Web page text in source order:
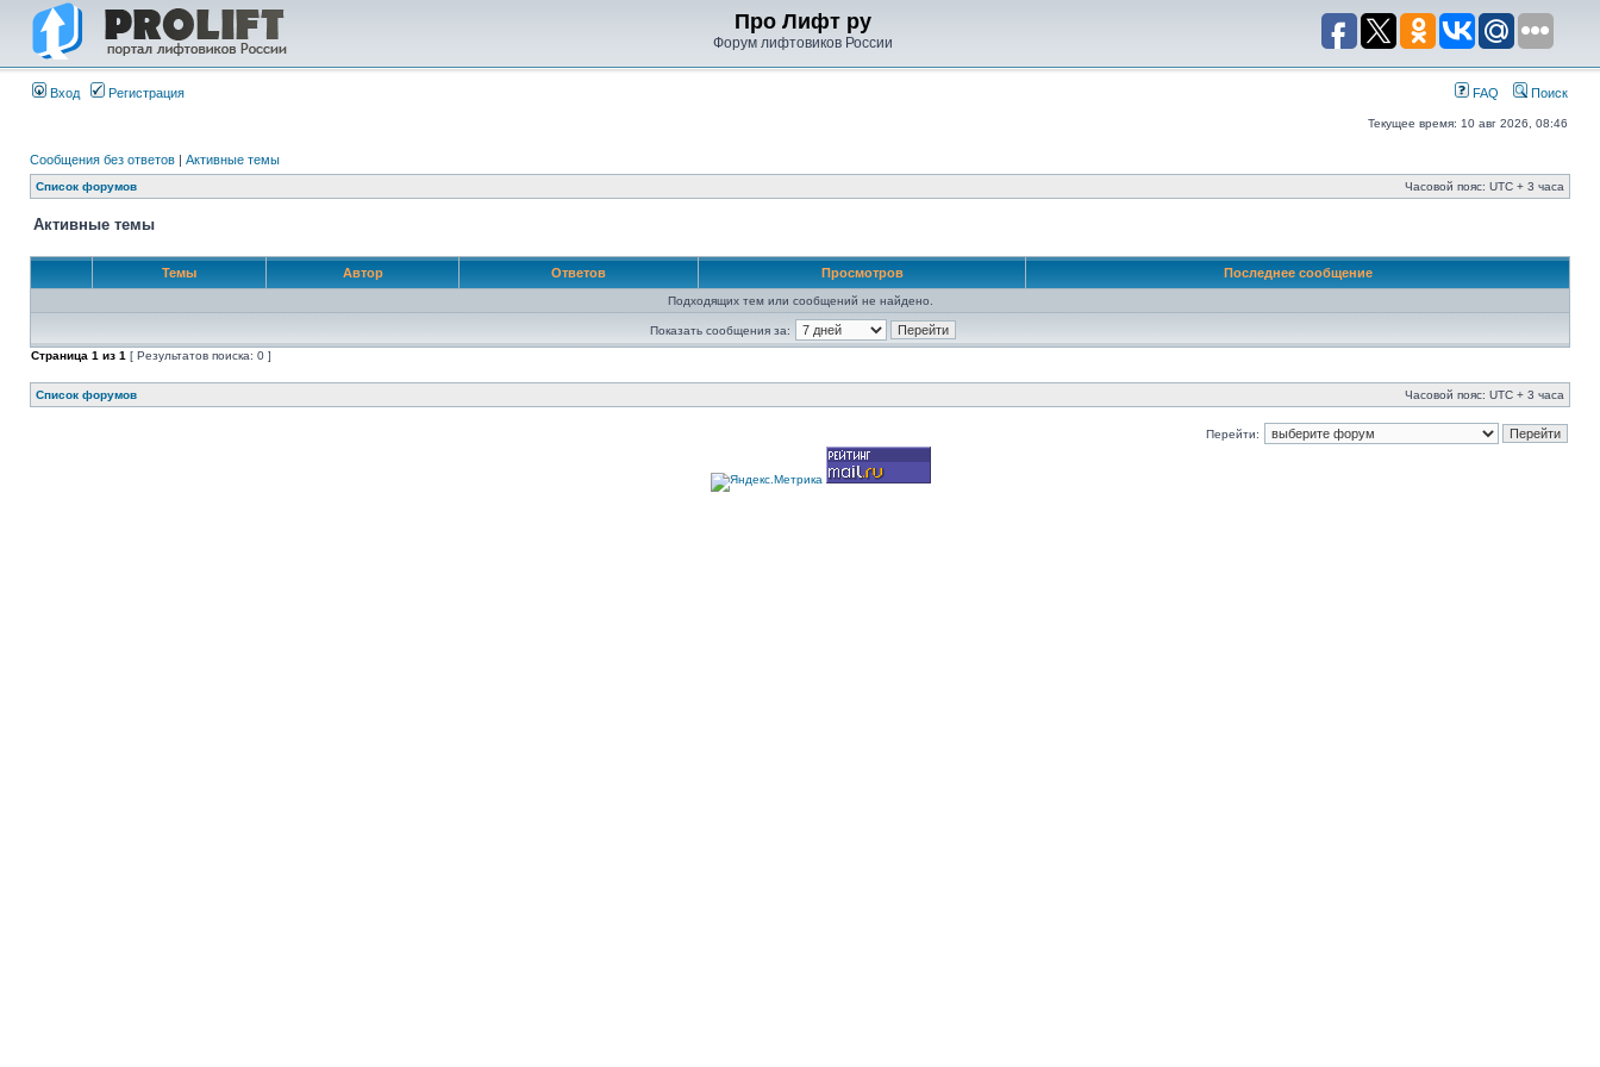
Про Лифт ру
Форум лифтовиков России
Вход Регистрация FAQ Поиск
Текущее время: 10 авг 2026, 08:46
Сообщения без ответов | Активные темы
Список форумов Часовой пояс: UTC + 3 часа
Активные темы
Темы Автор Ответов Просмотров Последнее сообщение
Подходящих тем или сообщений не найдено.
Показать сообщения за:
Страница 1 из 1 [ Результатов поиска: 0 ]
Список форумов Часовой пояс: UTC + 3 часа
Перейти: